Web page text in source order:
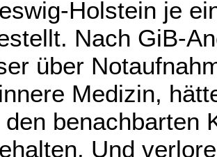
Holstein je
Nach GiB-
über
Medizin,
den benachbarten
Und